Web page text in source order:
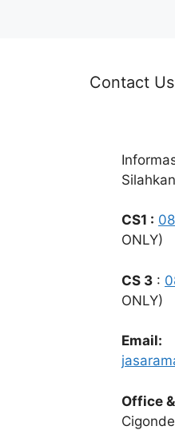
Contact
CS1 :
ONLY)
CS 3 :
ONLY)
Email:
Office